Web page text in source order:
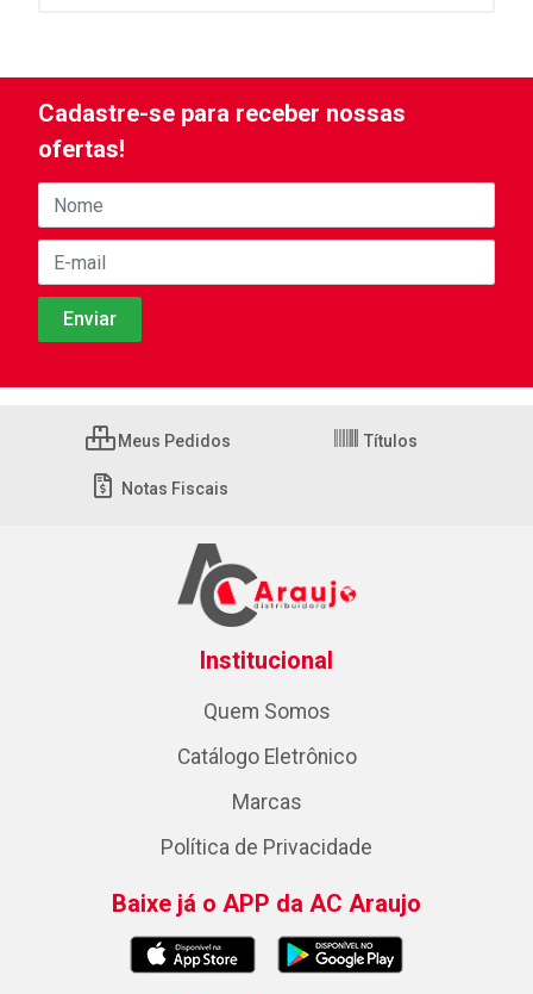
Cadastre-se para receber nossas
ofertas!
Meus Pedidos Títulos
Notas Fiscais
Institucional
Quem Somos
Catálogo Eletrônico
Marcas
Política de Privacidade
Baixe já o APP da AC Araujo